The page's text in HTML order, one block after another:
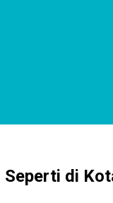
Seperti di